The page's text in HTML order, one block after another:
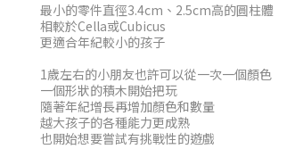
最小的零件直徑3.4cm、2.5cm高的圓柱體
相較於Cella或Cubicus
更適合年紀較小的孩子
1歲左右的小朋友也許可以從一次一個顏色
一個形狀的積木開始把玩
隨著年紀增長再增加顏色和數量
越大孩子的各種能力更成熟
也開始想要嘗試有挑戰性的遊戲